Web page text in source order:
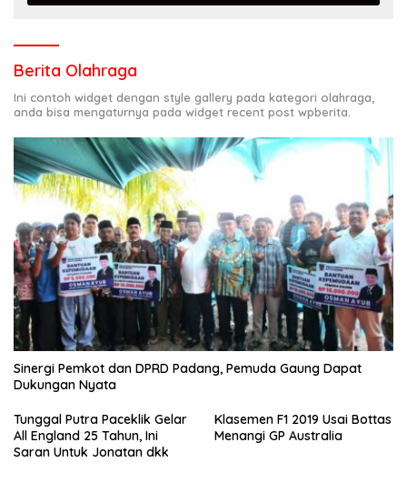
Berita Olahraga
Ini contoh widget dengan style gallery pada kategori olahraga,
anda bisa mengaturnya pada widget recent post wpberita.
Sinergi Pemkot dan DPRD Padang, Pemuda Gaung Dapat
Dukungan Nyata
Tunggal Putra Paceklik Gelar
All England 25 Tahun, Ini
Saran Untuk Jonatan dkk
Klasemen F1 2019 Usai Bottas
Menangi GP Australia